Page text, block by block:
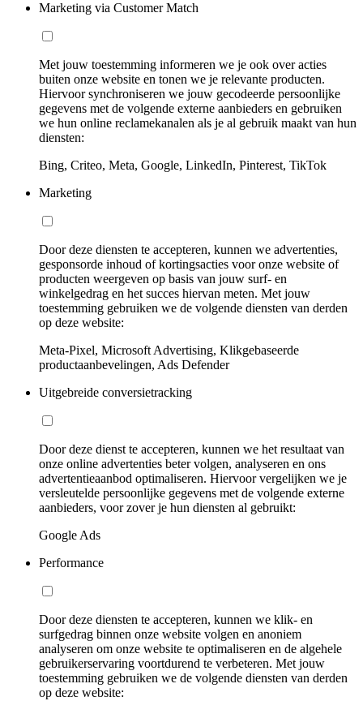
Marketing via Customer Match
Met jouw toestemming informeren we je ook over acties
buiten onze website en tonen we je relevante producten.
Hiervoor synchroniseren we jouw gecodeerde persoonlijke
gegevens met de volgende externe aanbieders en gebruiken
we hun online reclamekanalen als je al gebruik maakt van hun
diensten:
Bing, Criteo, Meta, Google, LinkedIn, Pinterest, TikTok
Marketing
Door deze diensten te accepteren, kunnen we advertenties,
gesponsorde inhoud of kortingsacties voor onze website of
producten weergeven op basis van jouw surf- en
winkelgedrag en het succes hiervan meten. Met jouw
toestemming gebruiken we de volgende diensten van derden
op deze website:
Meta-Pixel, Microsoft Advertising, Klikgebaseerde
productaanbevelingen, Ads Defender
Uitgebreide conversietracking
Door deze dienst te accepteren, kunnen we het resultaat van
onze online advertenties beter volgen, analyseren en ons
advertentieaanbod optimaliseren. Hiervoor vergelijken we je
versleutelde persoonlijke gegevens met de volgende externe
aanbieders, voor zover je hun diensten al gebruikt:
Google Ads
Performance
Door deze diensten te accepteren, kunnen we klik- en
surfgedrag binnen onze website volgen en anoniem
analyseren om onze website te optimaliseren en de algehele
gebruikerservaring voortdurend te verbeteren. Met jouw
toestemming gebruiken we de volgende diensten van derden
op deze website: